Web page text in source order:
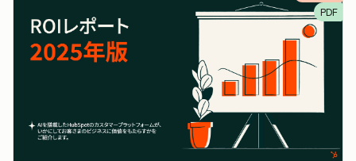
PDF